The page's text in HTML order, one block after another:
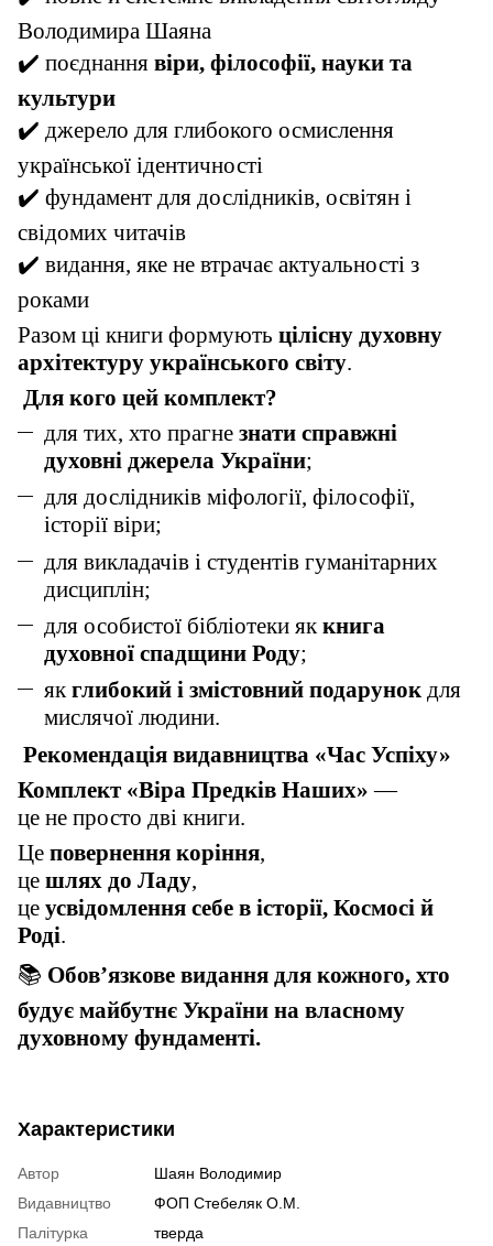
Володимира Шаяна
✔ ️ поєднання віри, філософії, науки та
культури
✔ ️ джерело для глибокого осмислення
української ідентичності
✔ ️ фундамент для дослідників, освітян і
свідомих читачів
✔ ️ видання, яке не втрачає актуальності з
роками
Разом ці книги формують цілісну духовну
архітектуру українського світу.
Для кого цей комплект?
для тих, хто прагне знати справжні
духовні джерела України;
для дослідників міфології, філософії,
історії віри;
для викладачів і студентів гуманітарних
дисциплін;
для особистої бібліотеки яккнига
духовної спадщини Роду;
якглибокий і змістовний подарунок для
мислячої людини.
Рекомендація видавництва «Час Успіху»
Комплект «Віра Предків Наших» —
це не просто дві книги.
Це повернення коріння,
це шлях до Ладу,
це усвідомлення себе в історії, Космосі й
Роді.
📚 Обов’язкове видання для кожного, хто
будує майбутнє України на власному
духовному фундаменті.
Характеристики
Автор
Шаян Володимир
Видавництво
ФОП Стебеляк О.М.
Палітурка
тверда